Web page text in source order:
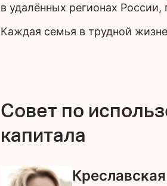
в удалённых регионах России,
Каждая семья в трудной
Совет по
капитала